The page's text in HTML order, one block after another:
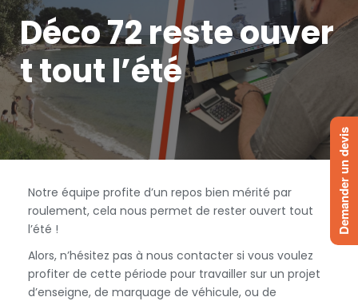
Déco 72 reste ouver
t tout l’été
Notre équipe profite d’un repos bien mérité par
roulement, cela nous permet de rester ouvert tout
l’été !
Alors, n’hésitez pas à nous contacter si vous voulez
profiter de cette période pour travailler sur un projet
d’enseigne, de marquage de véhicule, ou de
Demander un devis